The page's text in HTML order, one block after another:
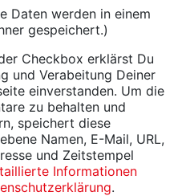
Daten werden in einem
gespeichert.)
Checkbox erklärst Du
und Verabeitung Deiner
einverstanden. Um die
zu behalten und
speichert diese
Namen, E-Mail, URL,
und Zeitstempel
Informationen
.